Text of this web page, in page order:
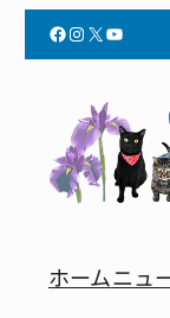
Facebook InstagramX YouTube
ホームニュ